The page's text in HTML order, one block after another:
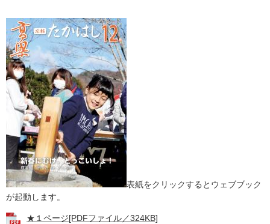
表紙をクリックするとウェブブック
が起動します。
★１ページ[PDFファイル／324KB]